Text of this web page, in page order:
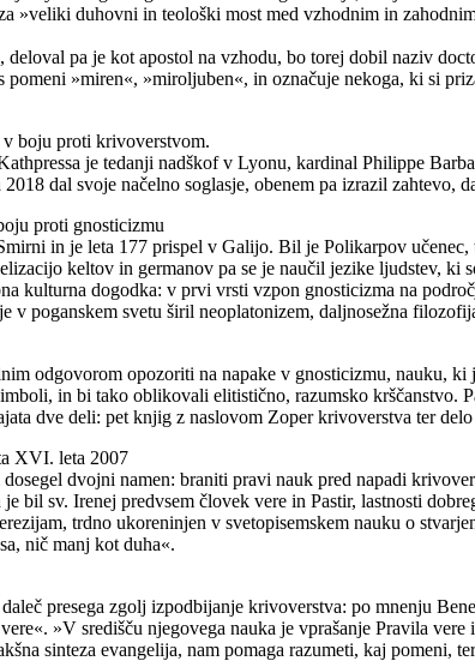
»veliki duhovni in teološki most med vzhodnim in
deloval pa je kot apostol na vzhodu, bo torej dobil naziv
pomeni »miren«, »miroljuben«, in označuje nekoga, ki si
boju proti krivoverstvom.
je tedanji nadškof v Lyonu, kardinal Philippe
2018 dal svoje načelno soglasje, obenem pa izrazil
proti gnosticizmu
in je leta 177 prispel v Galijo. Bil je Polikarpov
keltov in germanov pa se je naučil jezike ljudstev, ki
kulturna dogodka: v prvi vrsti vzpon gnosticizma na
v poganskem svetu širil neoplatonizem, daljnosežna
odgovorom opozoriti na napake v gnosticizmu, nauku,
in bi tako oblikovali elitistično, razumsko krščanstvo.
dve deli: pet knjig z naslovom Zoper krivoverstva ter
XVI. leta 2007
dvojni namen: braniti pravi nauk pred napadi
bil sv. Irenej predvsem človek vere in Pastir, lastnosti
trdno ukoreninjen v svetopisemskem nauku o
nič manj kot duha«.
presega zgolj izpodbijanje krivoverstva: po mnenju
»V središču njegovega nauka je vprašanje Pravila
sinteza evangelija, nam pomaga razumeti, kaj